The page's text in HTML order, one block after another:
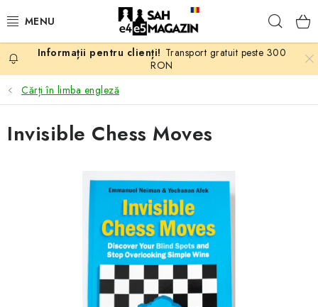
PROMOTII
ȘAH
PIESE DE ȘAH
Transport gratuit peste 300
RON
Cărți în limba engleză
Invisible Chess Moves